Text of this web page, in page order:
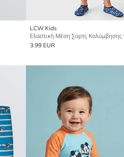
LCW Kids
3.99 EUR